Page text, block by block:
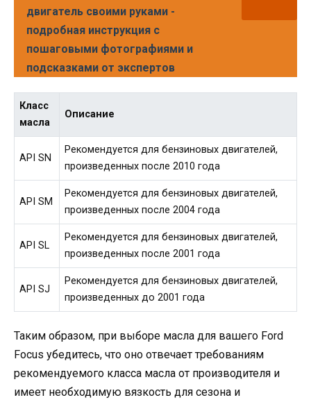
двигатель своими руками -
подробная инструкция с
пошаговыми фотографиями и
подсказками от экспертов
Класс
масла
Описание
API SN
Рекомендуется для бензиновых двигателей,
произведенных после 2010 года
API SM
Рекомендуется для бензиновых двигателей,
произведенных после 2004 года
API SL
Рекомендуется для бензиновых двигателей,
произведенных после 2001 года
API SJ
Рекомендуется для бензиновых двигателей,
произведенных до 2001 года
Таким образом, при выборе масла для вашего Ford
Focus убедитесь, что оно отвечает требованиям
рекомендуемого класса масла от производителя и
имеет необходимую вязкость для сезона и